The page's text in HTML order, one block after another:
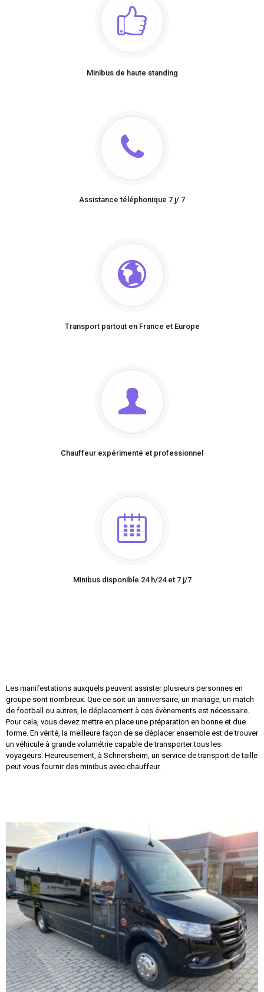
Minibus de haute standing
Assistance téléphonique 7 j/ 7
Transport partout en France et Europe
Chauffeur expérimenté et professionnel
Minibus disponible 24 h/24 et 7 j/7
Les manifestations auxquels peuvent assister plusieurs personnes en
groupe sont nombreux. Que ce soit un anniversaire, un mariage, un match
de football ou autres, le déplacement à ces évènements est nécessaire.
Pour cela, vous devez mettre en place une préparation en bonne et due
forme. En vérité, la meilleure façon de se déplacer ensemble est de trouver
un véhicule à grande volumétrie capable de transporter tous les
voyageurs. Heureusement, à Schnersheim, un service de transport de taille
peut vous fournir des minibus avec chauffeur.